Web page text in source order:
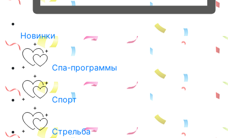
Новинки
Спа-программы
Спорт
Стрельба